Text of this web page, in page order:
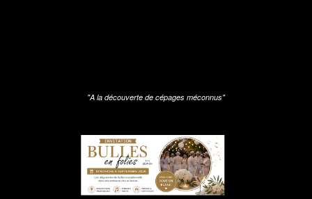
"A la découverte de cépages méconnus"